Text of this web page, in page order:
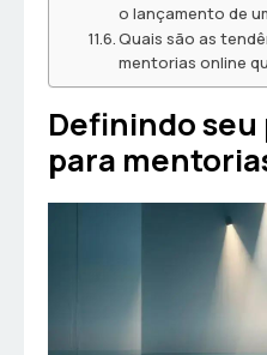
o lançamento de
Quais são as
mentorias online
Definindo
para